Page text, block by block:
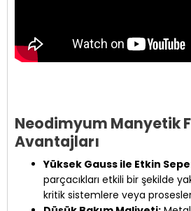
Neodimyum Manyetik
Avantajları
Yüksek Gauss ile Etkin
parçacıkları etkili bir şekilde
kritik sistemlere veya